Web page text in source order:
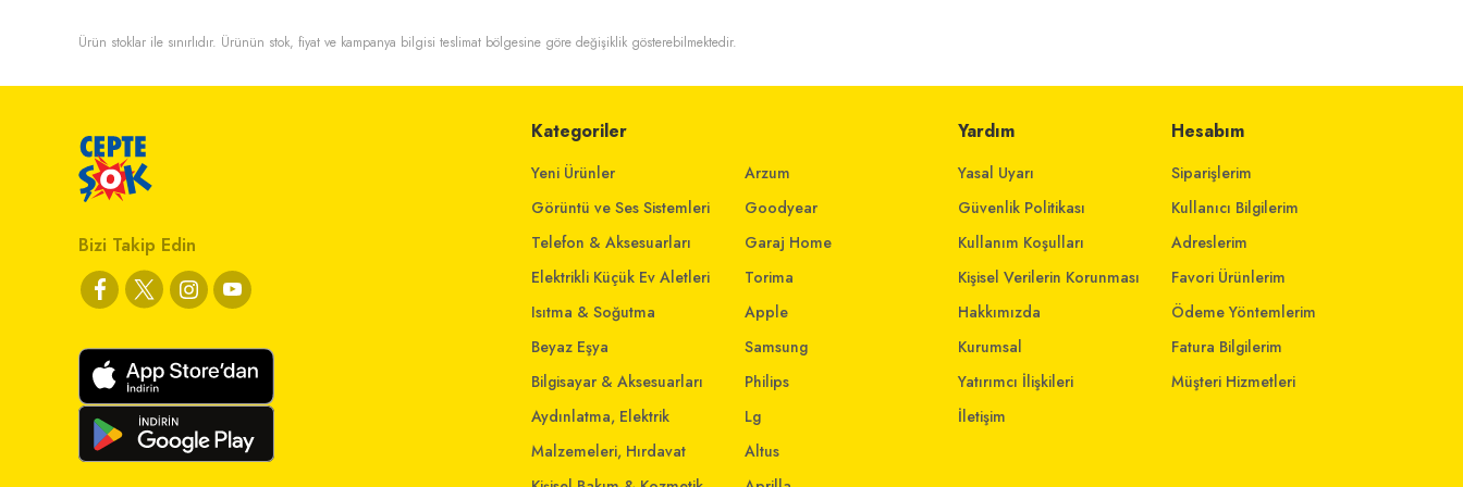
Ürün stoklar ile sınırlıdır. Ürünün stok, fiyat ve kampanya bilgisi teslimat bölgesine göre değişiklik gösterebilmektedir.
Bizi Takip Edin
Kategoriler
Yeni Ürünler
Görüntü ve Ses Sistemleri
Telefon & Aksesuarları
Elektrikli Küçük Ev Aletleri
Isıtma & Soğutma
Beyaz Eşya
Bilgisayar & Aksesuarları
Aydınlatma, Elektrik
Malzemeleri, Hırdavat
Arzum
Goodyear
Garaj Home
Torima
Apple
Samsung
Philips
Lg
Altus
Yardım
Yasal Uyarı
Güvenlik Politikası
Kullanım Koşulları
Kişisel Verilerin Korunması
Hakkımızda
Kurumsal
Yatırımcı İlişkileri
İletişim
Hesabım
Siparişlerim
Kullanıcı Bilgilerim
Adreslerim
Favori Ürünlerim
Ödeme Yöntemlerim
Fatura Bilgilerim
Müşteri Hizmetleri